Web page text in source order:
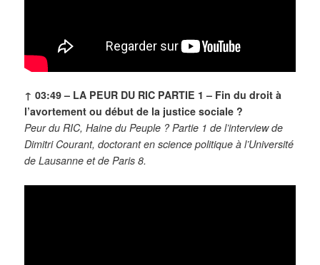
↑ 03:49 – LA PEUR DU RIC PARTIE 1 – Fin du droit à
l’avortement ou début de la justice sociale ?
Peur du RIC, Haine du Peuple ? Partie 1 de l’interview de
Dimitri Courant, doctorant en science politique à l’Université
de Lausanne et de Paris 8.